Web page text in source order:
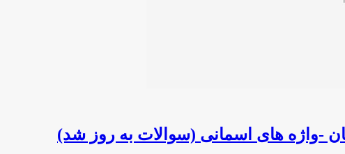
-واژه های اسمانی (سوالات به روز شد)